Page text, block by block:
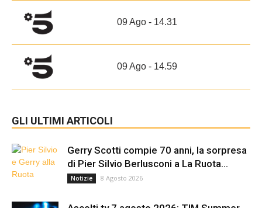
09 Ago - 14.31
09 Ago - 14.59
GLI ULTIMI ARTICOLI
Gerry Scotti compie 70 anni, la sorpresa
di Pier Silvio Berlusconi a La Ruota...
Notizie 8 Agosto 2026